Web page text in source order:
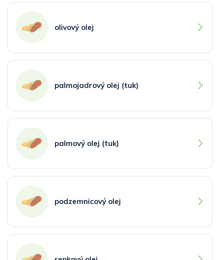
olivový olej
palmojadrový olej (tuk)
palmový olej (tuk)
podzemnicový olej